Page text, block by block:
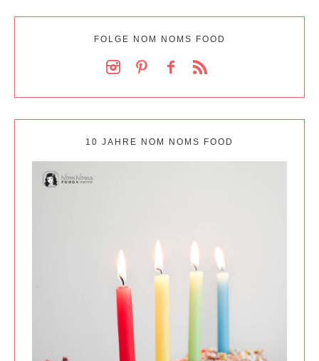
FOLGE NOM NOMS FOOD
10 JAHRE NOM NOMS FOOD